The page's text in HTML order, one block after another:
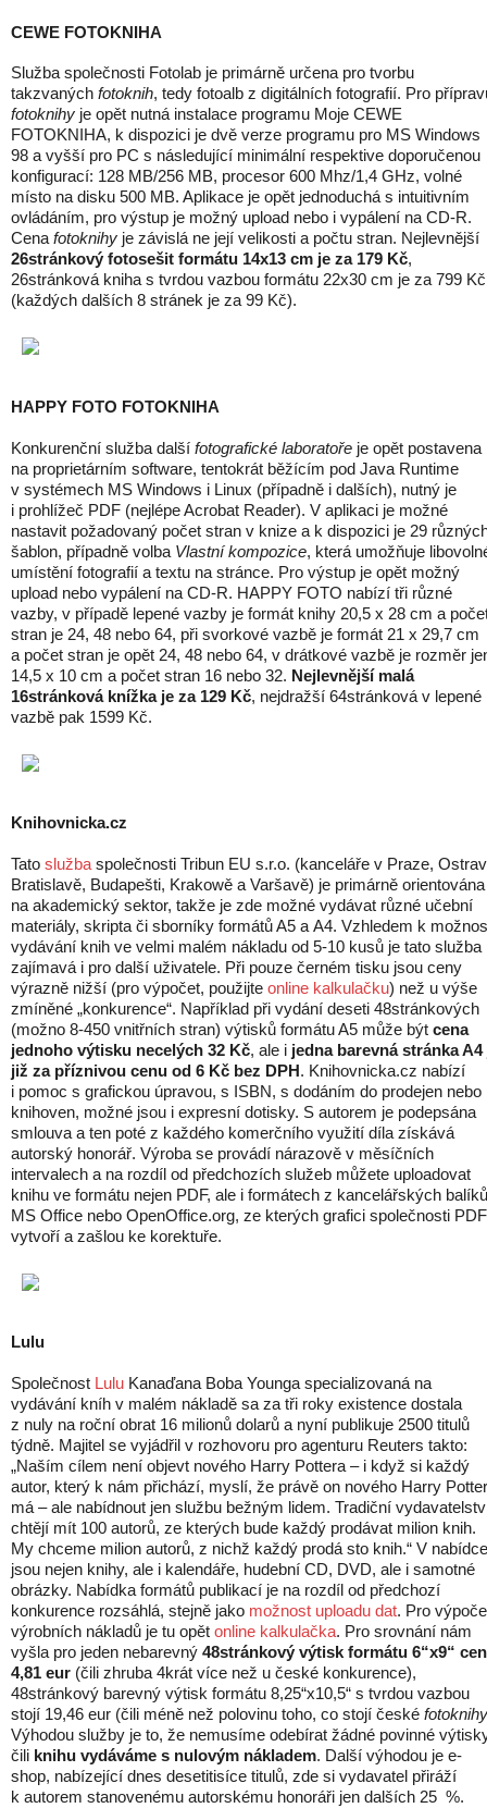
CEWE FOTOKNIHA
Služba společnosti Fotolab je primárně určena pro tvorbu
takzvaných fotoknih, tedy fotoalb z digitálních fotografií. Pro
fotoknihy je opět nutná instalace programu Moje CEWE
FOTOKNIHA, k dispozici je dvě verze programu pro MS Windows
98 a vyšší pro PC s následující minimální respektive doporučenou
konfigurací: 128 MB/256 MB, procesor 600 Mhz/1,4 GHz, volné
místo na disku 500 MB. Aplikace je opět jednoduchá s intuitivním
ovládáním, pro výstup je možný upload nebo i vypálení na CD-R.
Cenafotoknihy je závislá ne její velikosti a počtu stran. Nejlevnější
26stránkový fotosešit formátu 14x13 cm je za 179 Kč,
26stránková kniha s tvrdou vazbou formátu 22x30 cm je za 799 Kč
(každých dalších 8 stránek je za 99 Kč).
HAPPY FOTO FOTOKNIHA
Konkurenční služba další fotografické laboratoře je opět postavena
na proprietárním software, tentokrát běžícím pod Java Runtime
v systémech MS Windows i Linux (případně i dalších), nutný je
i prohlížeč PDF (nejlépe Acrobat Reader). V aplikaci je možné
nastavit požadovaný počet stran v knize a k dispozici je 29
šablon, případně volba Vlastní kompozice, která umožňuje
umístění fotografií a textu na stránce. Pro výstup je opět možný
upload nebo vypálení na CD-R. HAPPY FOTO nabízí tři různé
vazby, v případě lepené vazby je formát knihy 20,5 x 28 cm a
stran je 24, 48 nebo 64, při svorkové vazbě je formát 21 x 29,7 cm
a počet stran je opět 24, 48 nebo 64, v drátkové vazbě je rozměr
14,5 x 10 cm a počet stran 16 nebo 32. Nejlevnější malá
16stránková knížka je za 129 Kč, nejdražší 64stránková v lepené
vazbě pak 1599 Kč.
Knihovnicka.cz
Tato služba společnosti Tribun EU s.r.o. (kanceláře v Praze,
Bratislavě, Budapešti, Krakowě a Varšavě) je primárně orientována
na akademický sektor, takže je zde možné vydávat různé učební
materiály, skripta či sborníky formátů A5 a A4. Vzhledem k
vydávání knih ve velmi malém nákladu od 5-10 kusů je tato služba
zajímavá i pro další uživatele. Při pouze černém tisku jsou ceny
výrazně nižší (pro výpočet, použijte online kalkulačku) než u výše
zmíněné „konkurence“. Například při vydání deseti 48stránkových
(možno 8-450 vnitřních stran) výtisků formátu A5 může být cena
jednoho výtisku necelých 32 Kč, ale i jedna barevná stránka A4
již za příznivou cenu od 6 Kč bez DPH. Knihovnicka.cz nabízí
i pomoc s grafickou úpravou, s ISBN, s dodáním do prodejen nebo
knihoven, možné jsou i expresní dotisky. S autorem je podepsána
smlouva a ten poté z každého komerčního využití díla získává
autorský honorář. Výroba se provádí nárazově v měsíčních
intervalech a na rozdíl od předchozích služeb můžete uploadovat
knihu ve formátu nejen PDF, ale i formátech z kancelářských balíků
MS Office nebo OpenOffice.org, ze kterých grafici společnosti PDF
vytvoří a zašlou ke korektuře.
Lulu
Společnost Lulu Kanaďana Boba Younga specializovaná na
vydávání kníh v malém nákladě sa za tři roky existence dostala
z nuly na roční obrat 16 milionů dolarů a nyní publikuje 2500 titulů
týdně. Majitel se vyjádřil v rozhovoru pro agenturu Reuters takto:
„Naším cílem není objevt nového Harry Pottera – i když si každý
autor, který k nám přichází, myslí, že právě on nového Harry
má – ale nabídnout jen službu bežným lidem. Tradiční
chtějí mít 100 autorů, ze kterých bude každý prodávat milion knih.
My chceme milion autorů, z nichž každý prodá sto knih.“ V nabídce
jsou nejen knihy, ale i kalendáře, hudební CD, DVD, ale i samotné
obrázky. Nabídka formátů publikací je na rozdíl od předchozí
konkurence rozsáhlá, stejně jako možnost uploadu dat. Pro
výrobních nákladů je tu opět online kalkulačka. Pro srovnání nám
vyšla pro jeden nebarevný 48stránkový výtisk formátu 6“x9“
4,81 eur (čili zhruba 4krát více než u české konkurence),
48stránkový barevný výtisk formátu 8,25“x10,5“ s tvrdou vazbou
stojí 19,46 eur (čili méně než polovinu toho, co stojí české fotoknihy
Výhodou služby je to, že nemusíme odebírat žádné povinné
čili knihu vydáváme s nulovým nákladem. Další výhodou je e-
shop, nabízející dnes desetitisíce titulů, zde si vydavatel přiráží
k autorem stanovenému autorskému honoráři jen dalších 25 %.